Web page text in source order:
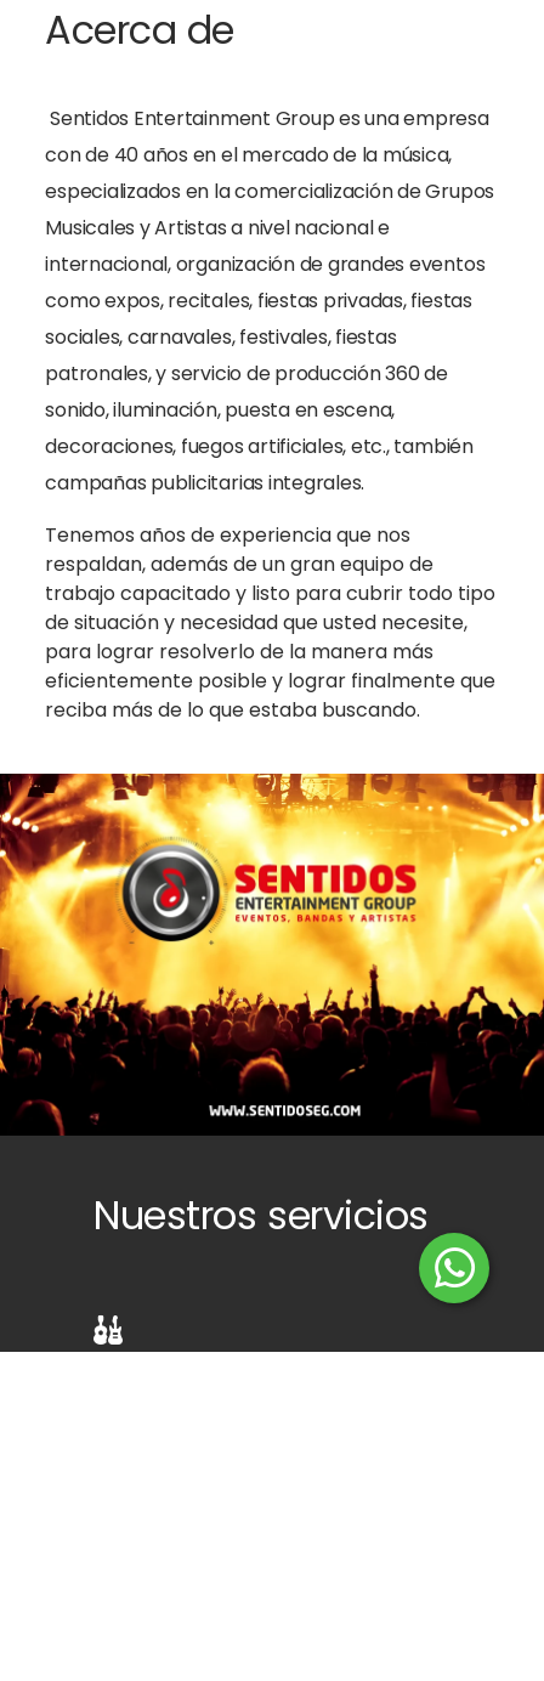
Acerca de
Sentidos Entertainment Group es una empresa
con de 40 años en el mercado de la música,
especializados en la comercialización de Grupos
Musicales y Artistas a nivel nacional e
internacional, organización de grandes eventos
como expos, recitales, fiestas privadas, fiestas
sociales, carnavales, festivales, fiestas
patronales, y servicio de producción 360 de
sonido, iluminación, puesta en escena,
decoraciones, fuegos artificiales, etc., también
campañas publicitarias integrales.
Tenemos años de experiencia que nos
respaldan, además de un gran equipo de
trabajo capacitado y listo para cubrir todo tipo
de situación y necesidad que usted necesite,
para lograr resolverlo de la manera más
eficientemente posible y lograr finalmente que
reciba más de lo que estaba buscando.
Nuestros servicios